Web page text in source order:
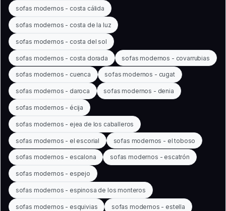
sofas modernos - costa cálida
sofas modernos - costa de la luz
sofas modernos - costa del sol
sofas modernos - costa dorada sofas modernos - covarrubias
sofas modernos - cuenca sofas modernos - cugat
sofas modernos - daroca sofas modernos - denia
sofas modernos - écija
sofas modernos - ejea de los caballeros
sofas modernos - el escorial sofas modernos - el toboso
sofas modernos - escalona sofas modernos - escatrón
sofas modernos - espejo
sofas modernos - espinosa de los monteros
sofas modernos - esquivias sofas modernos - estella